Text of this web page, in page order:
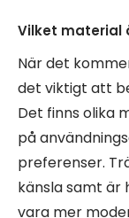
Vilket material
När det
det viktigt att
Det finns olika
på
preferenser.
känsla samt är
vara mer